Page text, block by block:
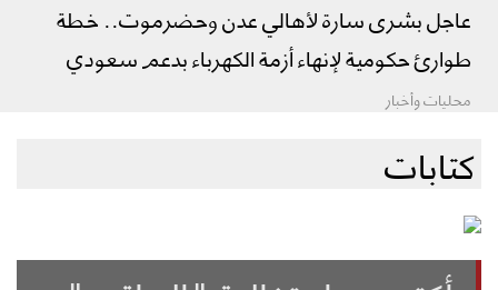
عاجل بشرى سارة لأهالي عدن وحضرموت.. خطة
طوارئ حكومية لإنهاء أزمة الكهرباء بدعم سعودي
محليات وأخبار
كتابات